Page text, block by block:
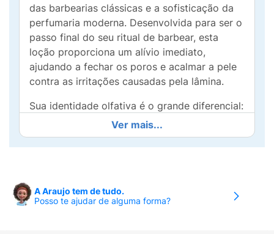
das barbearias clássicas e a sofisticação da
perfumaria moderna. Desenvolvida para ser o
passo final do seu ritual de barbear, esta
loção proporciona um alívio imediato,
ajudando a fechar os poros e acalmar a pele
contra as irritações causadas pela lâmina.
Sua identidade olfativa é o grande diferencial:
uma mistura audaciosa de
doçura daBaunilhae a energia doAcorde
Cítrico. O resultado é uma fragrância quente,
discreta e elegante. Com embalagem de
100ml
inspirada nos frascos vintage, ela é
Ver mais...
A Araujo tem de tudo.
Posso te ajudar de alguma forma?